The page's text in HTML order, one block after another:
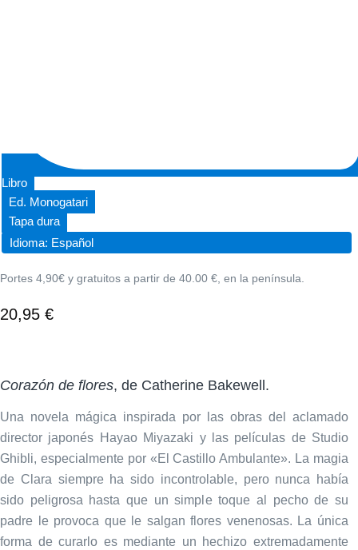
Libro
Ed. Monogatari
Tapa dura
Idioma: Español
Portes 4,90€ y gratuitos a partir de 40.00 €, en la península.
20,95 €
Corazón de flores, de Catherine Bakewell.
Una novela mágica inspirada por las obras del aclamado
director japonés Hayao Miyazaki y las películas de Studio
Ghibli, especialmente por «El Castillo Ambulante». La magia
de Clara siempre ha sido incontrolable, pero nunca había
sido peligrosa hasta que un simple toque al pecho de su
padre le provoca que le salgan flores venenosas. La única
forma de curarlo es mediante un hechizo extremadamente